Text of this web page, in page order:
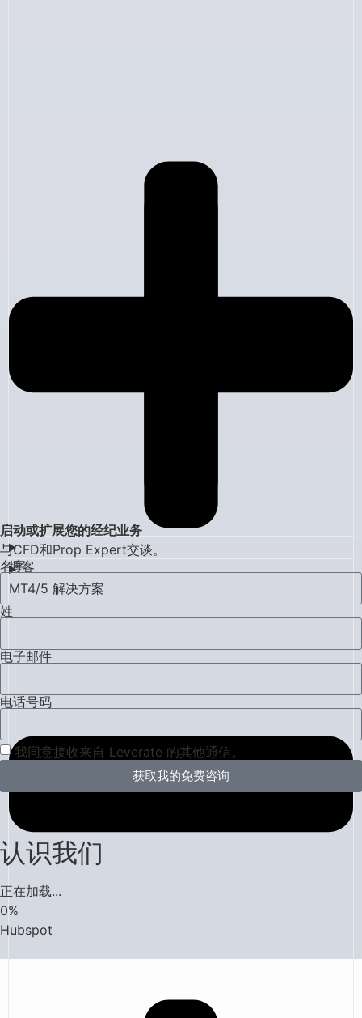
博客
MT4/5 解决方案
启动或扩展您的经纪业务
与CFD和Prop Expert交谈。
名字
姓
电子邮件
电话号码
我同意接收来自 Leverate 的其他通信。
获取我的免费咨询
认识我们
正在加载...
0%
Hubspot